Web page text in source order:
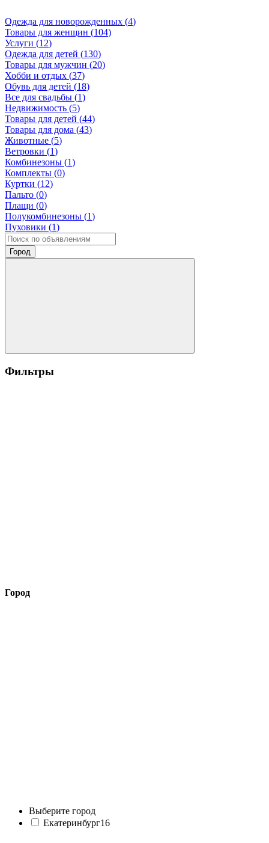
Одежда для новорожденных (4)
Товары для женщин (104)
Услуги (12)
Одежда для детей (130)
Товары для мужчин (20)
Хобби и отдых (37)
Обувь для детей (18)
Все для свадьбы (1)
Недвижимость (5)
Товары для детей (44)
Товары для дома (43)
Животные (5)
Ветровки (1)
Комбинезоны (1)
Комплекты (0)
Куртки (12)
Пальто (0)
Плащи (0)
Полукомбинезоны (1)
Пуховики (1)
Город
Фильтры
Город
Выберите город
Екатеринбург16